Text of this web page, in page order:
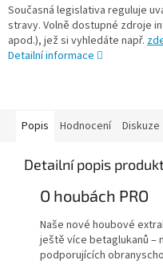
Současná legislativa reguluje
stravy. Volně dostupné zdroje
apod.), jež si vyhledáte např.
Detailní informace
Popis Hodnocení Diskuze
Detailní popis
O houbách PRO
Naše nové houbové
ještě více betaglukanů –
podporujících